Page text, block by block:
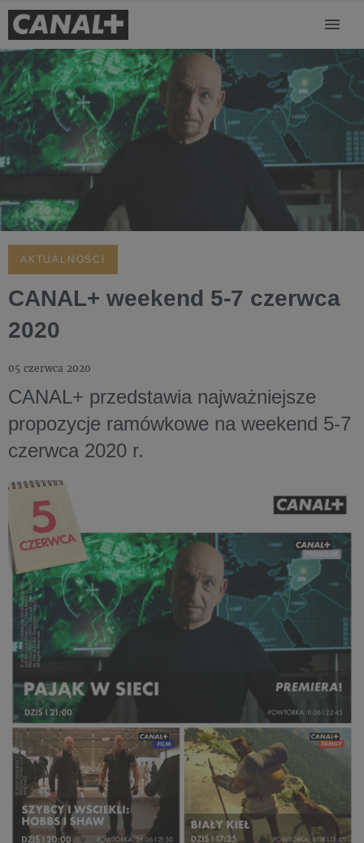
AKTUALNOŚCI
CANAL+ weekend 5-7 czerwca
2020
05 czerwca 2020
CANAL+ przedstawia najważniejsze
propozycje ramówkowe na weekend 5-7
czerwca 2020 r.